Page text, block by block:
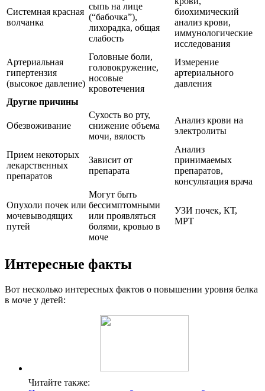
Системная красная
волчанка
сыпь на лице
(“бабочка”),
лихорадка, общая
слабость
биохимический
анализ крови,
иммунологические
исследования
Артериальная
гипертензия
(высокое давление)
Головные боли,
головокружение,
носовые
кровотечения
Измерение
артериального
давления
Другие причины
Обезвоживание
Сухость во рту,
снижение объема
мочи, вялость
Анализ крови на
электролиты
Прием некоторых
лекарственных
препаратов
Зависит от
препарата
Анализ
принимаемых
препаратов,
консультация врача
Опухоли почек или
мочевыводящих
путей
Могут быть
бессимптомными
или проявляться
болями, кровью в
моче
УЗИ почек, КТ,
МРТ
Интересные факты
Вот несколько интересных фактов о повышении уровня белка
в моче у детей:
Читайте также: